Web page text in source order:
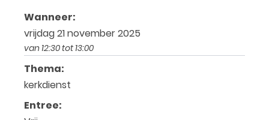
Wanneer:
vrijdag 21 november 2025
van 12:30 tot 13:00
Thema:
kerkdienst
Entree: